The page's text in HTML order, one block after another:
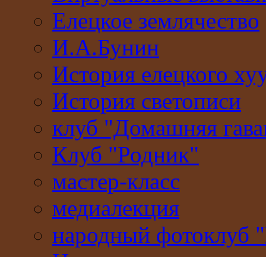
Елецкое землячество
И.А.Бунин
История елецкого
История светописи
клуб "Домашняя
Клуб "Родник"
мастер-класс
медиалекция
народный фотоклуб